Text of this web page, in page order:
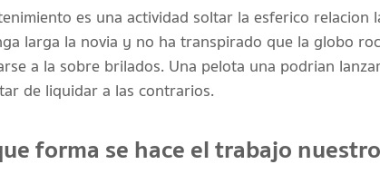
es una actividad soltar la esferico
larga la novia y no ha transpirado que la globo
a la sobre brilados. Una pelota una podrian
de liquidar a las contrarios.
forma se hace el trabajo